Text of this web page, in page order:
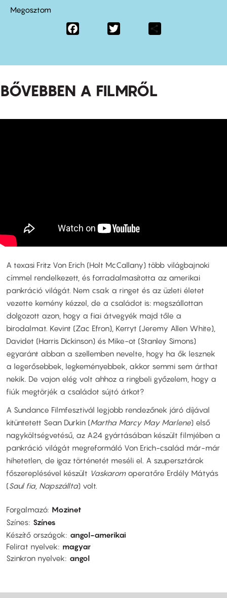
Megosztom
Facebook
BŐVEBBEN A FILMRŐL
A texasi Fritz Von Erich (Holt McCallany) több világbajnoki
címmel rendelkezett, és forradalmasította az amerikai
pankráció világát. Nem csak a ringet és az üzleti életet
vezette kemény kézzel, de a családot is: megszállottan
dolgozott azon, hogy a fiai átvegyék majd tőle a
birodalmat. Kevint (Zac Efron), Kerryt (Jeremy Allen White),
Davidet (Harris Dickinson) és Mike-ot (Stanley Simons)
egyaránt abban a szellemben nevelte, hogy ha ők lesznek
a legerősebbek, legkeményebbek, akkor semmi sem árthat
nekik. De vajon elég volt ahhoz a ringbeli győzelem, hogy a
fiúk megtörjék a családot sújtó átkot?
A Sundance Filmfesztivál legjobb rendezőnek járó díjával
kitüntetett Sean Durkin (Martha Marcy May Marlene) első
nagyköltségvetésű, az A24 gyártásában készült filmjében a
pankráció világát megreformáló Von Erich-család már-már
hihetetlen, de igaz történetét meséli el. A szupersztárok
főszereplésével készült Vaskaromoperatőre Erdély Mátyás
(Saul fia, Napszállta) volt.
Forgalmazó Mozinet
Színes Színes
Készítő országok
angol-amerikai
Felirat nyelvek
magyar
Szinkron nyelvek
angol